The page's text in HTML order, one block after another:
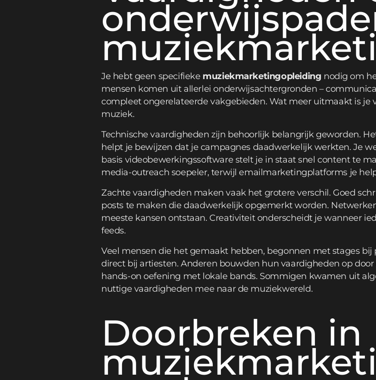
Je hebt geen specifieke muziekmarketingopleiding nodig om
mensen komen uit allerlei onderwijsachtergronden –
compleet ongerelateerde vakgebieden. Wat meer uitmaakt is je
muziek.
Technische vaardigheden zijn behoorlijk belangrijk geworden.
helpt je bewijzen dat je campagnes daadwerkelijk werkten. Je
basis videobewerkingssoftware stelt je in staat snel content te
media-outreach soepeler, terwijl emailmarketingplatforms je
Zachte vaardigheden maken vaak het grotere verschil. Goed
posts te maken die daadwerkelijk opgemerkt worden.
meeste kansen ontstaan. Creativiteit onderscheidt je wanneer
feeds.
Veel mensen die het gemaakt hebben, begonnen met stages
direct bij artiesten. Anderen bouwden hun vaardigheden op door
hands-on oefening met lokale bands. Sommigen kwamen uit
nuttige vaardigheden mee naar de muziekwereld.
Doorbreken in